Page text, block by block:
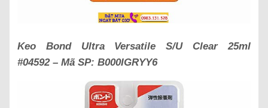
Keo Bond Ultra Versatile S/U Clear 25ml
#04592 – Mã SP: B000IGRYY6